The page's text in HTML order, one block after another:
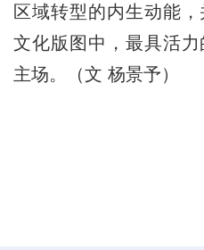
区域转型的内生动能
文化版图中，最具活
主场。（文 杨景予）